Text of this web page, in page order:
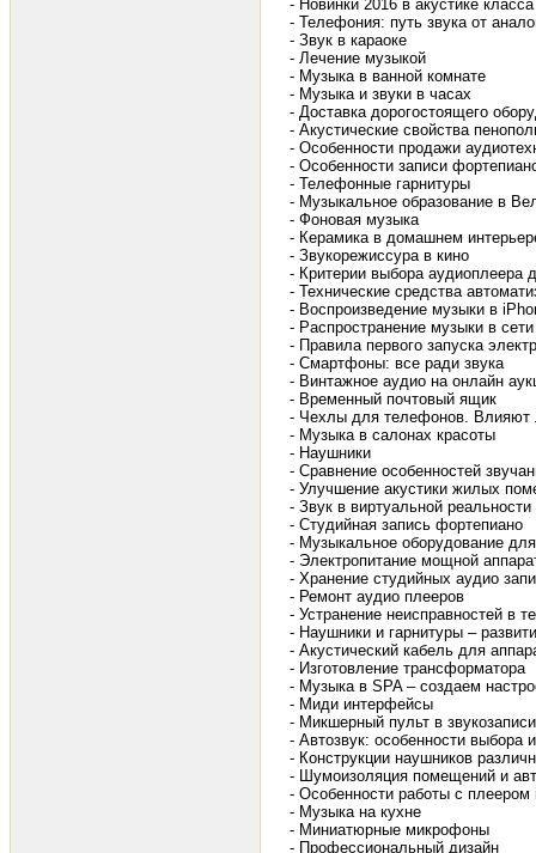
- Новинки 2016 в акустике
- Телефония: путь звука от
- Звук в караоке
- Лечение музыкой
- Музыка в ванной комнате
- Музыка и звуки в часах
- Доставка дорогостоящего
- Акустические свойства
- Особенности продажи
- Особенности записи
- Телефонные гарнитуры
- Музыкальное образование в
- Фоновая музыка
- Керамика в домашнем
- Звукорежиссура в кино
- Критерии выбора аудиоплеера
- Технические средства
- Воспроизведение музыки в
- Распространение музыки в сети
- Правила первого запуска
- Смартфоны: все ради звука
- Винтажное аудио на онлайн
- Временный почтовый ящик
- Чехлы для телефонов. Влияют
- Музыка в салонах красоты
- Наушники
- Сравнение особенностей
- Улучшение акустики жилых
- Звук в виртуальной реальности
- Студийная запись фортепиано
- Музыкальное оборудование
- Электропитание мощной
- Хранение студийных аудио
- Ремонт аудио плееров
- Устранение неисправностей в
- Наушники и гарнитуры –
- Акустический кабель для
- Изготовление трансформатора
- Музыка в SPA – создаем
- Миди интерфейсы
- Микшерный пульт в звукозаписи
- Автозвук: особенности выбора
- Конструкции наушников
- Шумоизоляция помещений и
- Особенности работы с плеером
- Музыка на кухне
- Миниатюрные микрофоны
- Профессиональный дизайн